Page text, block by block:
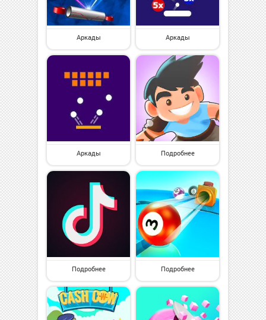
Аркады Аркады
Аркады Подробнее
Подробнее Подробнее